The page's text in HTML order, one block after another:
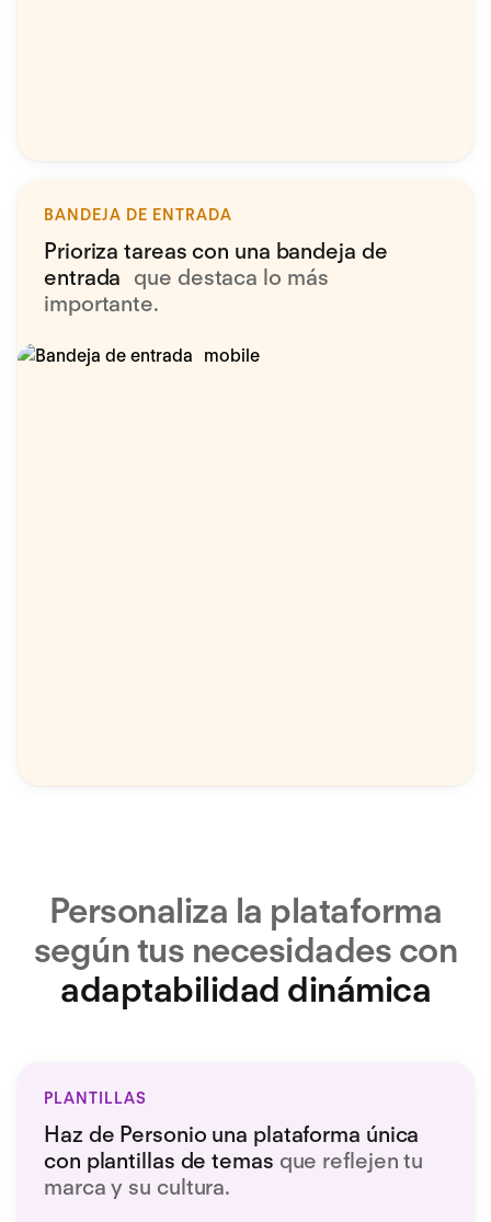
BANDEJA DE ENTRADA
Prioriza tareas con una bandeja de
entrada que destaca lo más
importante.
Personaliza la plataforma
según tus necesidades con
adaptabilidad dinámica
PLANTILLAS
Haz de Personio una plataforma única
con plantillas de temas que reflejen tu
marca y su cultura.